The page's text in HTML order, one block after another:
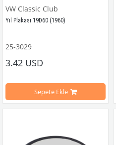
VW Classic Club
Yıl Plakası 19D60 (1960)
1960 Model Yıl Plakalığı
25-3029
3.42 USD
Sepete Ekle